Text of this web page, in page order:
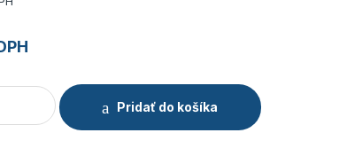
GP MVQ quantity
Pridať do košíka